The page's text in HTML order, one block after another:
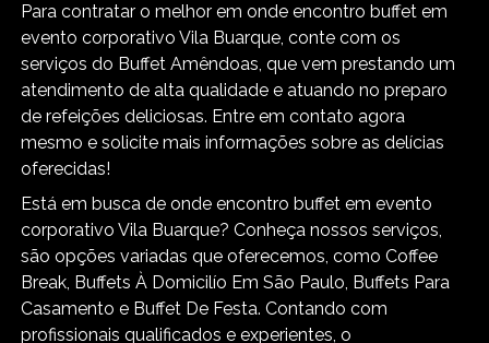
Para contratar o melhor em onde encontro buffet em
evento corporativo Vila Buarque, conte com os
serviços do Buffet Amêndoas, que vem prestando um
atendimento de alta qualidade e atuando no preparo
de refeições deliciosas. Entre em contato agora
mesmo e solicite mais informações sobre as delícias
oferecidas!
Está em busca de onde encontro buffet em evento
corporativo Vila Buarque? Conheça nossos serviços,
são opções variadas que oferecemos, como Coffee
Break, Buffets À Domicilío Em São Paulo, Buffets Para
Casamento e Buffet De Festa. Contando com
profissionais qualificados e experientes, o